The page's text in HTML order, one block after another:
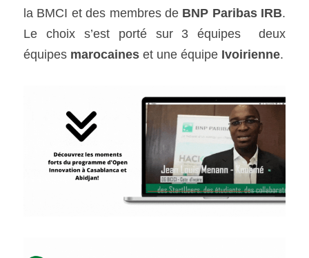
la BMCI et des membres de BNP Paribas IRB.
Le choix s’est porté sur 3 équipes  deux
équipes marocaines et une équipe Ivoirienne.